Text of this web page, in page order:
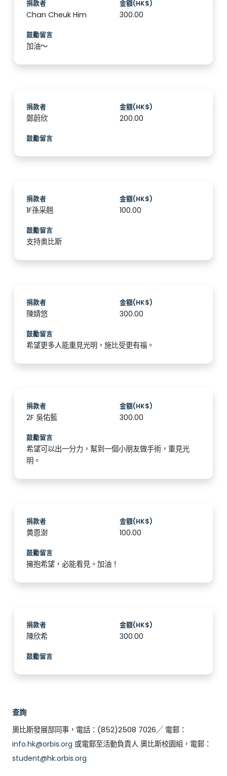
捐款者
Chan Cheuk Him
金額(HK$)
300.00
鼓勵留言
加油～
捐款者
鄭蔚欣
金額(HK$)
200.00
鼓勵留言
捐款者
1F孫采翹
金額(HK$)
100.00
鼓勵留言
支持奥比斯
捐款者
陳婧悠
金額(HK$)
300.00
鼓勵留言
希望更多人能重見光明，施比受更有福。
捐款者
2F 吳佑藍
金額(HK$)
300.00
鼓勵留言
希望可以出一分力，幫到一個小朋友做手術，重見光
明。
捐款者
黄恩澍
金額(HK$)
100.00
鼓勵留言
擁抱希望，必能看見。加油！
捐款者
陳欣希
金額(HK$)
300.00
鼓勵留言
查詢
奧比斯發展部同事，電話：(852)2508 7026╱ 電郵：
info.hk@orbis.org 或電郵至活動負責人 奧比斯校園組，電郵：
student@hk.orbis.org